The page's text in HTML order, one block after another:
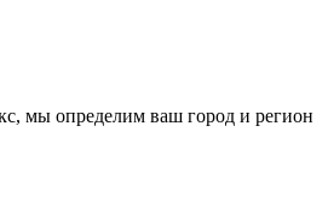
мы определим ваш город и регион